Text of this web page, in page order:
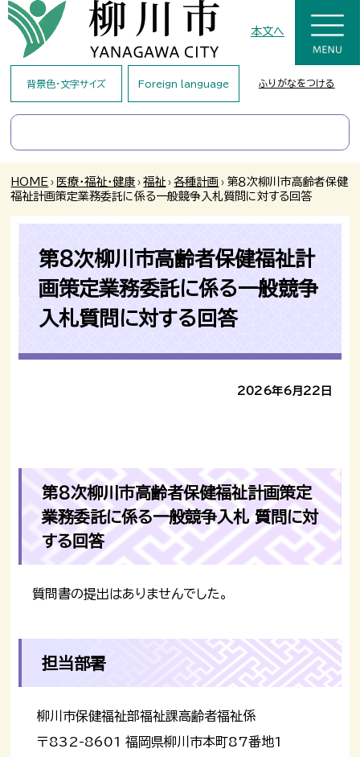
本文へ
背景色・文字サイズ Foreign language ふりがなをつける
HOME › 医療・福祉・健康 › 福祉 › 各種計画 › 第８次柳川市高齢者保健
福祉計画策定業務委託に係る一般競争入札質問に対する回答
第８次柳川市高齢者保健福祉計
画策定業務委託に係る一般競争
入札質問に対する回答
2026年6月22日
第8次柳川市高齢者保健福祉計画策定
業務委託に係る一般競争入札 質問に対
する回答
質問書の提出はありませんでした。
担当部署
柳川市保健福祉部福祉課高齢者福祉係
〒832-8601 福岡県柳川市本町87番地1